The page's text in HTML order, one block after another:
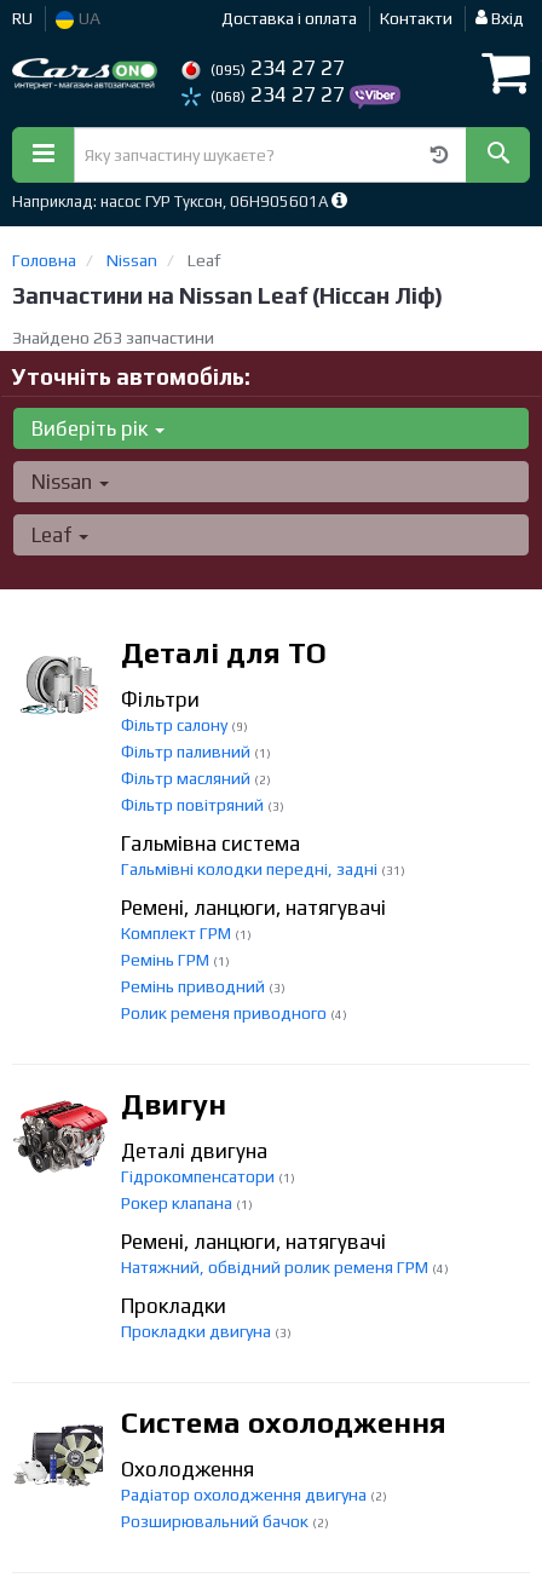
RU UA Доставка і оплата Контакти Вхід
(095) 234 27 27
(068) 234 27 27
Наприклад: насос ГУР Туксон, 06H905601A
Головна Nissan Leaf
Запчастини на Nissan Leaf (Ніссан Ліф)
Знайдено 263 запчастини
Уточніть автомобіль:
Виберіть рік
Nissan
Leaf
Деталі для ТО
Фільтри
Фільтр салону (9)
Фільтр паливний (1)
Фільтр масляний (2)
Фільтр повітряний (3)
Гальмівна система
Гальмівні колодки передні, задні (31)
Ремені, ланцюги, натягувачі
Комплект ГРМ (1)
Ремінь ГРМ (1)
Ремінь приводний (3)
Ролик ременя приводного (4)
Двигун
Деталі двигуна
Гідрокомпенсатори (1)
Рокер клапана (1)
Ремені, ланцюги, натягувачі
Натяжний, обвідний ролик ременя ГРМ (4)
Прокладки
Прокладки двигуна (3)
Система охолодження
Охолодження
Радіатор охолодження двигуна (2)
Розширювальний бачок (2)